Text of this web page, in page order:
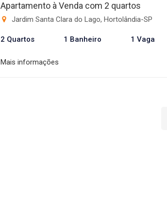
Apartamento à Venda com 2 quartos
Jardim Santa Clara do Lago, Hortolândia-SP
2 Quartos 1 Banheiro 1 Vaga
Mais informações